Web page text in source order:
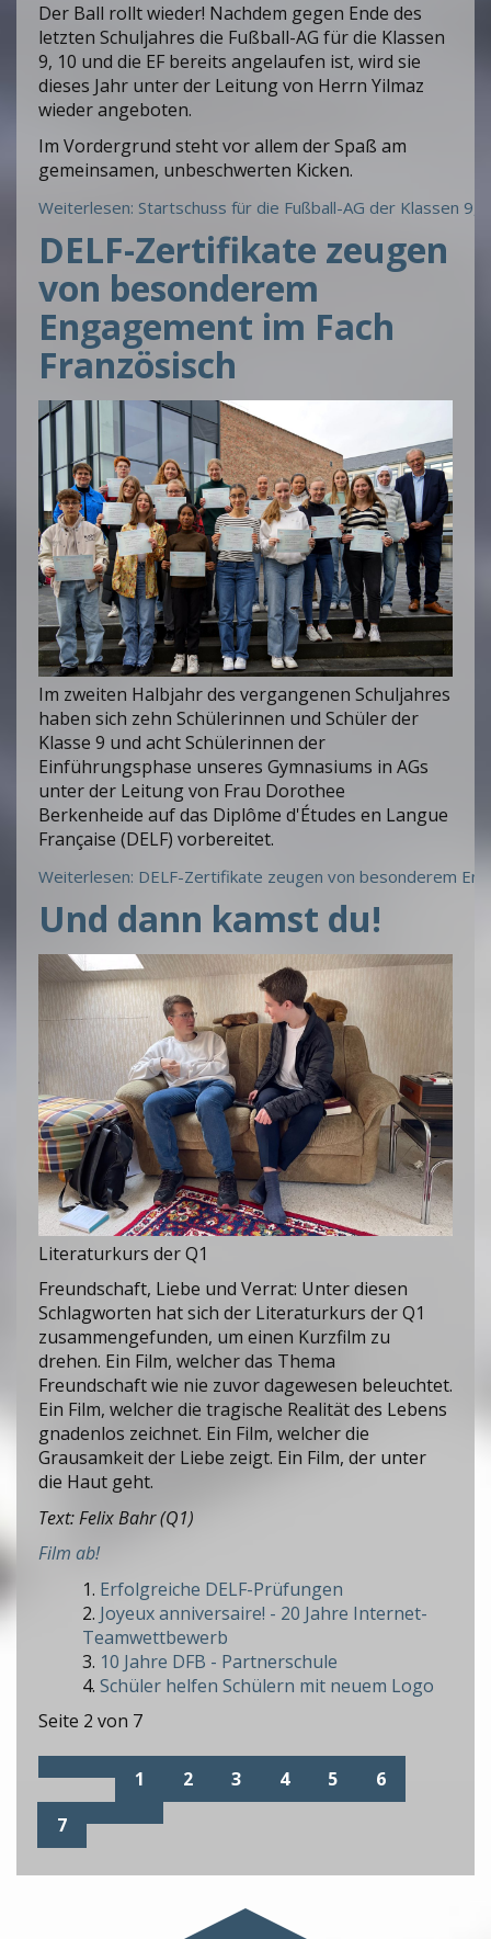
Der Ball rollt wieder! Nachdem gegen Ende des
letzten Schuljahres die Fußball-AG für die Klassen
9, 10 und die EF bereits angelaufen ist, wird sie
dieses Jahr unter der Leitung von Herrn Yilmaz
wieder angeboten.
Im Vordergrund steht vor allem der Spaß am
gemeinsamen, unbeschwerten Kicken.
Weiterlesen: Startschuss für die Fußball-AG der Klassen 9,
DELF-Zertifikate zeugen
von besonderem
Engagement im Fach
Französisch
Im zweiten Halbjahr des vergangenen Schuljahres
haben sich zehn Schülerinnen und Schüler der
Klasse 9 und acht Schülerinnen der
Einführungsphase unseres Gymnasiums in AGs
unter der Leitung von Frau Dorothee
Berkenheide auf das Diplôme d'Études en Langue
Française (DELF) vorbereitet.
Weiterlesen: DELF-Zertifikate zeugen von besonderem
Und dann kamst du!
Literaturkurs der Q1
Freundschaft, Liebe und Verrat: Unter diesen
Schlagworten hat sich der Literaturkurs der Q1
zusammengefunden, um einen Kurzfilm zu
drehen. Ein Film, welcher das Thema
Freundschaft wie nie zuvor dagewesen beleuchtet.
Ein Film, welcher die tragische Realität des Lebens
gnadenlos zeichnet. Ein Film, welcher die
Grausamkeit der Liebe zeigt. Ein Film, der unter
die Haut geht.
Text: Felix Bahr (Q1)
Film ab!
Erfolgreiche DELF-Prüfungen
Joyeux anniversaire! - 20 Jahre Internet-
Teamwettbewerb
10 Jahre DFB - Partnerschule
Schüler helfen Schülern mit neuem Logo
Seite 2 von 7
1 2 3 4 5
6
7